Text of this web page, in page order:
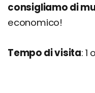
consigliamo di
economico!
Tempo di visita: 1